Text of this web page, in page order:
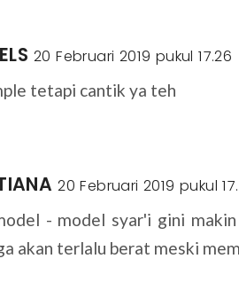
20 Februari 2019 pukul 17.26
tetapi cantik ya teh
20 Februari 2019 pukul
- model syar'i gini
akan terlalu berat meski